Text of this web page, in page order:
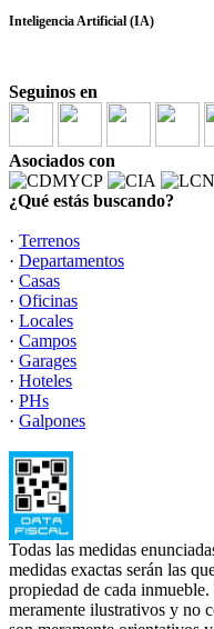
Inteligencia Artificial (IA)
Seguinos en
Asociados con
¿Qué estás buscando?
· Terrenos
· Departamentos
· Casas
· Oficinas
· Locales
· Campos
· Garages
· Hoteles
· PHs
· Galpones
Todas las medidas
medidas exactas serán las
propiedad de cada
meramente ilustrativos y no